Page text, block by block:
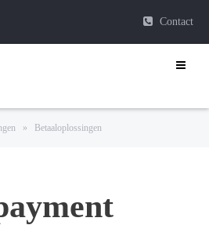
Contact
» Betaaloplossingen